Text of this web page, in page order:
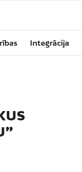
Integrācija